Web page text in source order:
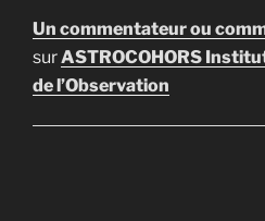
Un commentateur ou
surASTROCOHORS
de l’Observation